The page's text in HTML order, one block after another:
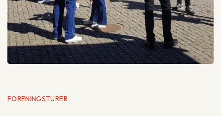
FORENINGSTURER